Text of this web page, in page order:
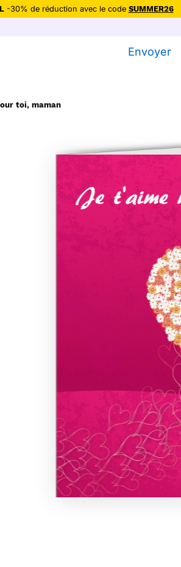
-30% de réduction avec le code SUMMER26
Ne plus afficher
Envoyer
toi, maman